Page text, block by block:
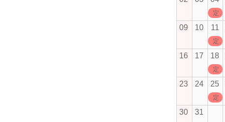
定休日
09 10 11
定休日
16 17 18
定休日
23 24 25
定休日
30 31